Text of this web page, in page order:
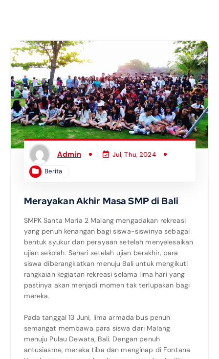
Admin Jul, Thu, 2024
Berita
Merayakan Akhir Masa SMP di Bali
SMPK Santa Maria 2 Malang mengadakan rekreasi
yang penuh kenangan bagi siswa-siswinya sebagai
bentuk syukur dan perayaan setelah menyelesaikan
ujian sekolah. Sehari setelah ujian berakhir, para
siswa diberangkatkan menuju Bali untuk mengikuti
rangkaian kegiatan rekreasi selama lima hari yang
pastinya akan menjadi momen tak terlupakan bagi
mereka.
Pada tanggal 13 Juni, lima armada bus penuh
semangat membawa para siswa dari Malang
menuju Pulau Dewata, Bali. Dengan penuh
antusiasme, mereka tiba dan menginap di Fontana